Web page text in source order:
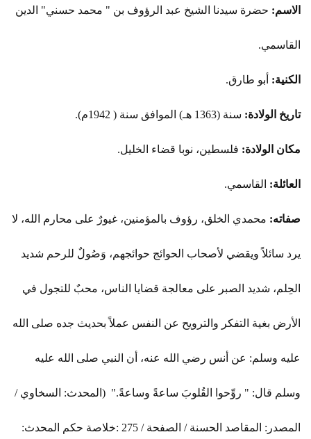
الاسم: حضرة سيدنا الشيخ عبد الرؤوف بن " محمد حسني" الدين
القاسمي.
الكنية: أبو طارق.
تاريخ الولادة: سنة (1363 هـ) الموافق سنة ( 1942م).
مكان الولادة: فلسطين، نوبا قضاء الخليل.
العائلة: القاسمي.
صفاته: محمدي الخلق، رؤوف بالمؤمنين، غيورٌ على محارم الله، لا
يرد سائلاً ويقضي لأصحاب الحوائج حوائجهم، وَصُولٌ للرحم شديد
الحِلم، شديد الصبر على معالجة قضايا الناس، محبٌ للتجول في
الأرض بغية التفكر والترويح عن النفس عملاً بحديث جده صلى الله
عليه وسلم: عن أنس رضي الله عنه، أن النبي صلى الله عليه
وسلم قال: " روِّحوا القُلوبَ ساعةً وساعةً." (المحدث: السخاوي /
المصدر: المقاصد الحسنة / الصفحة / 275 :خلاصة حكم المحدث: